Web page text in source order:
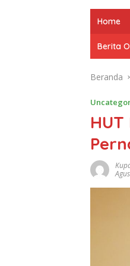
Home
Berita
Beranda